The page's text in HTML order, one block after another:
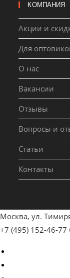
КОМПАНИЯ
Акции и
Для
О нас
Вакансии
Отзывы
Вопросы и
Статьи
Контакты
Москва, ул.
+7 (495) 152-46-77